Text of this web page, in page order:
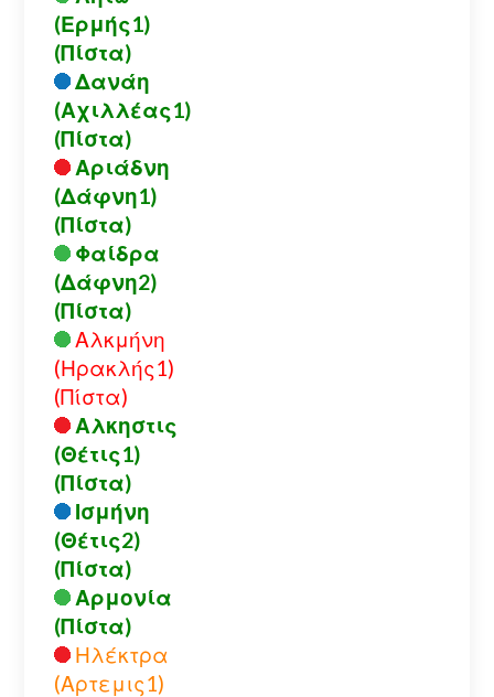
(Ερμής1)
(Πίστα)
Δανάη
(Αχιλλέας1)
(Πίστα)
Αριάδνη
(Δάφνη1)
(Πίστα)
Φαίδρα
(Δάφνη2)
(Πίστα)
Αλκμήνη
(Ηρακλής1)
(Πίστα)
Αλκηστις
(Θέτις1)
(Πίστα)
Ισμήνη
(Θέτις2)
(Πίστα)
Αρμονία
(Πίστα)
Ηλέκτρα
(Αρτεμις1)